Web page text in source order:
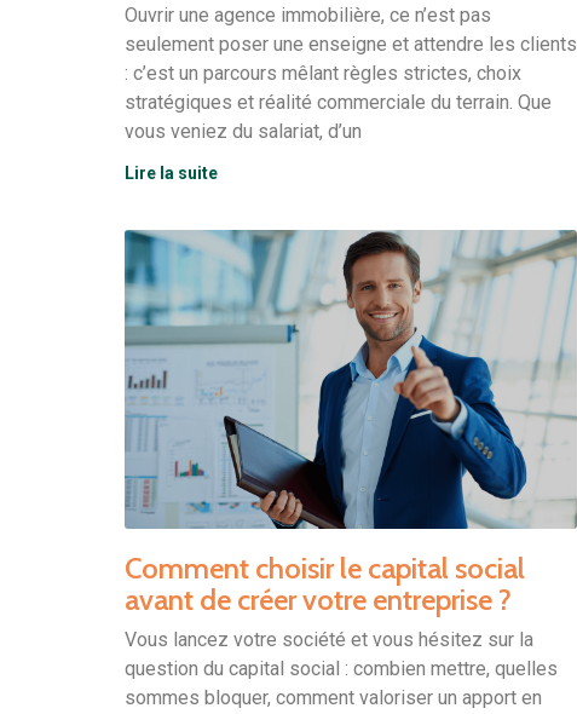
Ouvrir une agence immobilière, ce n’est pas
seulement poser une enseigne et attendre les clients
: c’est un parcours mêlant règles strictes, choix
stratégiques et réalité commerciale du terrain. Que
vous veniez du salariat, d’un
Lire la suite
Comment choisir le capital social
avant de créer votre entreprise ?
Vous lancez votre société et vous hésitez sur la
question du capital social : combien mettre, quelles
sommes bloquer, comment valoriser un apport en